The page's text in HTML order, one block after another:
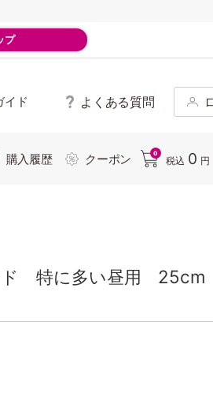
プ
イド よくある質問
購入履歴 クーポン 0
税込 0 円
特に多い昼用